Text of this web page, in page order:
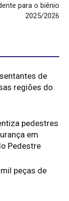
para o biênio
2025/2026
de
regiões do
pedestres
em
Pedestre
peças de